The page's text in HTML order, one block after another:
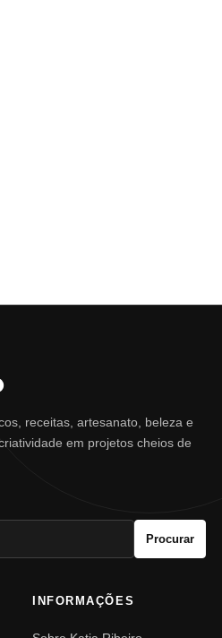
receitas, artesanato, beleza e
em projetos cheios de
Procurar
INFORMAÇÕES